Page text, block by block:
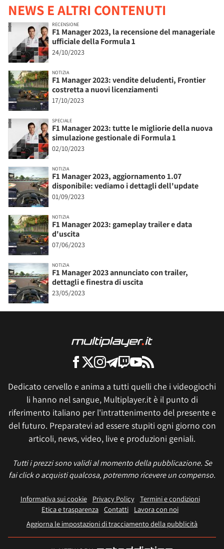
NEWS E ALTRI CONTENUTI
RECENSIONE
F1 Manager 2023, la recensione del manageriale
ufficiale della Formula 1
24/10/2023
NOTIZIA
F1 Manager 2023: vendite deludenti, Frontier
costretta a nuovi licenziamenti
17/10/2023
SPECIALE
F1 Manager 2023: tutte le migliorie della nuova
simulazione gestionale di Formula 1
02/10/2023
NOTIZIA
F1 Manager 2023, aggiornamento 1.07
disponibile: vediamo i dettagli dell'update
01/09/2023
NOTIZIA
F1 Manager 2023: gameplay trailer e data
d'uscita
07/06/2023
NOTIZIA
F1 Manager 2023 annunciato con trailer,
dettagli e finestra di uscita
23/05/2023
Dedicato cervello e anima a tutti quelli che i videogiochi
li hanno nel sangue, Multiplayer.it è il punto di
riferimento italiano per l'intrattenimento del presente e
del futuro. Preparatevi ad essere stupiti ogni giorno con
articoli, news, video, live e produzioni geniali.
Tutti i prezzi sono validi al momento della pubblicazione. Se
fai click o acquisti qualcosa, potremmo ricevere un compenso.
Informativa sui cookie Privacy Policy
Termini e condizioni
Etica e trasparenza Contatti
Lavora con noi
Aggiorna le impostazioni di tracciamento della pubblicità